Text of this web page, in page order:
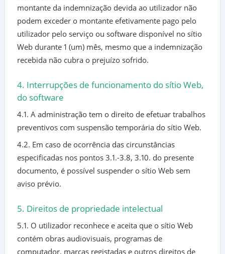
montante da indemnização devida ao utilizador não
podem exceder o montante efetivamente pago pelo
utilizador pelo serviço ou software disponível no sítio
Web durante 1 (um) mês, mesmo que a indemnização
recebida não cubra o prejuízo sofrido.
4. Interrupções de funcionamento do sítio Web,
do software
4.1. A administração tem o direito de efetuar trabalhos
preventivos com suspensão temporária do sítio Web.
4.2. Em caso de ocorrência das circunstâncias
especificadas nos pontos 3.1.-3.8, 3.10. do presente
documento, é possível suspender o sítio Web sem
aviso prévio.
5. Direitos de propriedade intelectual
5.1. O utilizador reconhece e aceita que o sítio Web
contém obras audiovisuais, programas de
computador, marcas registadas e outros direitos de